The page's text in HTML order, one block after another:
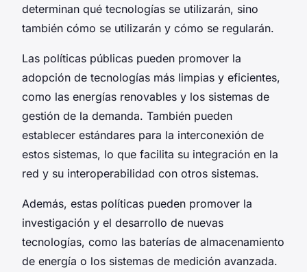
determinan qué tecnologías se utilizarán, sino
también cómo se utilizarán y cómo se regularán.
Las políticas públicas pueden promover la
adopción de tecnologías más limpias y eficientes,
como las energías renovables y los sistemas de
gestión de la demanda. También pueden
establecer estándares para la interconexión de
estos sistemas, lo que facilita su integración en la
red y su interoperabilidad con otros sistemas.
Además, estas políticas pueden promover la
investigación y el desarrollo de nuevas
tecnologías, como las baterías de almacenamiento
de energía o los sistemas de medición avanzada.